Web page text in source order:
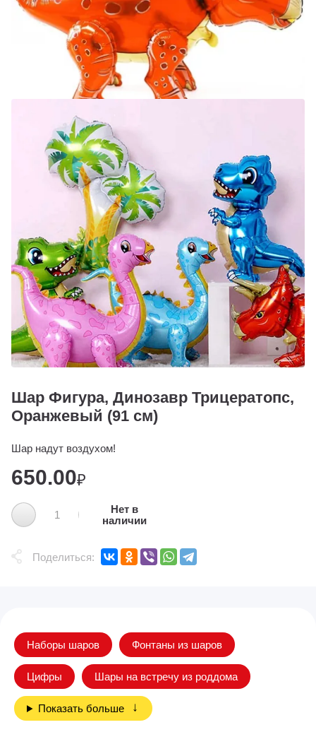
Шар Фигура, Динозавр Трицератопс,
Оранжевый (91 см)
Шар надут воздухом!
650.00₽
Нет в
наличии
Поделиться:
Наборы шаров Фонтаны из шаров
Цифры Шары на встречу из роддома
Показать больше